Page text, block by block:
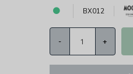
BX012
- +